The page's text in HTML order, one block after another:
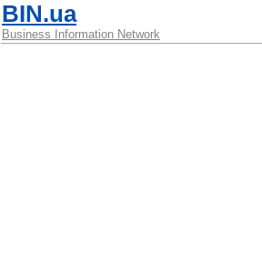
BIN.ua
Business Information Network